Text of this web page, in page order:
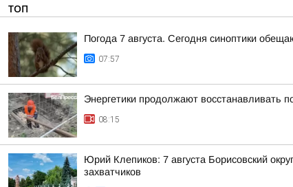
ТОП
Погода 7 августа. Сегодня синоптики
07:57
Энергетики продолжают восстанавливать
08:15
Юрий Клепиков: 7 августа Борисовский
захватчиков